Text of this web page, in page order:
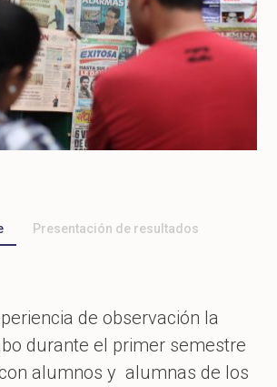
Presentación de resultados
de observación la
durante el primer semestre
alumnos y alumnas de los